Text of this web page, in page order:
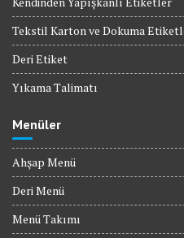
Tekstil Karton ve Dokuma
Deri Etiket
Yıkama Talimatı
Menüler
Ahşap Menü
Deri Menü
Menü Takımı